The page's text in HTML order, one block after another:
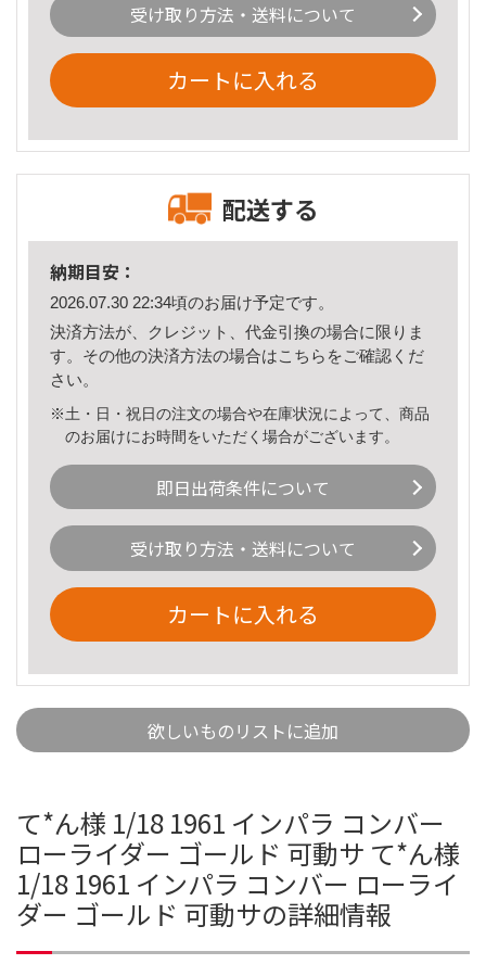
受け取り方法・送料について
カートに入れる
配送する
納期目安：
2026.07.30 22:34頃のお届け予定です。
決済方法が、クレジット、代金引換の場合に限りま
す。その他の決済方法の場合はこちら をご確認くだ
さい。
※土・日・祝日の注文の場合や在庫状況によって、商品
のお届けにお時間をいただく場合がございます。
即日出荷条件について
受け取り方法・送料について
カートに入れる
欲しいものリストに追加
て*ん様 1/18 1961 インパラ コンバー
ローライダー ゴールド 可動サ て*ん様
1/18 1961 インパラ コンバー ローライ
ダー ゴールド 可動サの詳細情報